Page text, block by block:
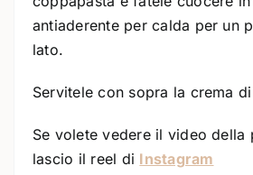
antiaderente per calda per un
lato.
Servitele con sopra la crema
Se volete vedere il video della
lascio il reel di Instagram